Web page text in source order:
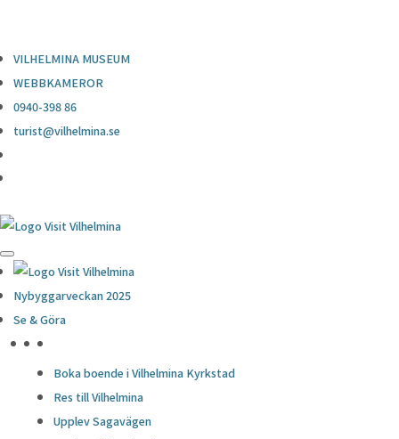
VILHELMINA MUSEUM
WEBBKAMEROR
0940-398 86
turist@vilhelmina.se
Nybyggarveckan 2025
Se & Göra
Boka boende i Vilhelmina Kyrkstad
Res till Vilhelmina
Upplev Sagavägen